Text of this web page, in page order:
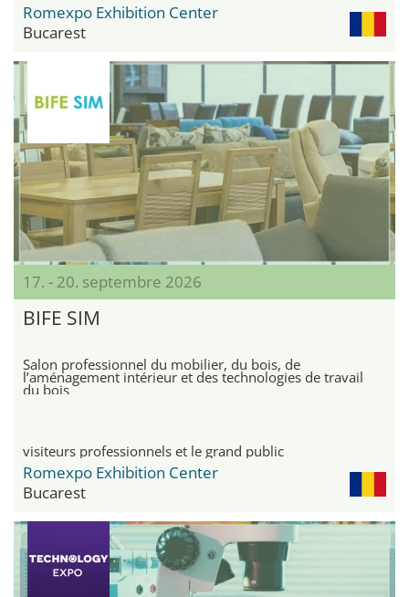
Romexpo Exhibition Center
Bucarest
17. - 20. septembre 2026
BIFE SIM
Salon professionnel du mobilier, du bois, de
l’aménagement intérieur et des technologies de travail
du bois
visiteurs professionnels et le grand public
Romexpo Exhibition Center
Bucarest